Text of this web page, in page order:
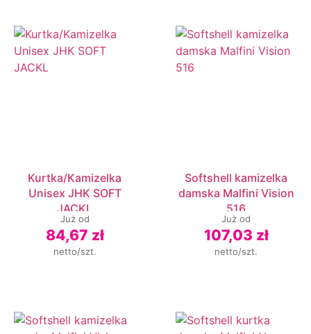
Kurtka/Kamizelka
Unisex JHK SOFT
JACKL
Już od
84,67 zł
netto/szt.
Softshell kamizelka
damska Malfini Vision
516
Już od
107,03 zł
netto/szt.